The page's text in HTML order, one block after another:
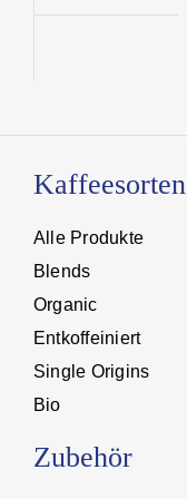
Kaffeesorten
Alle Produkte
Blends
Organic
Entkoffeiniert
Single Origins
Bio
Zubehör